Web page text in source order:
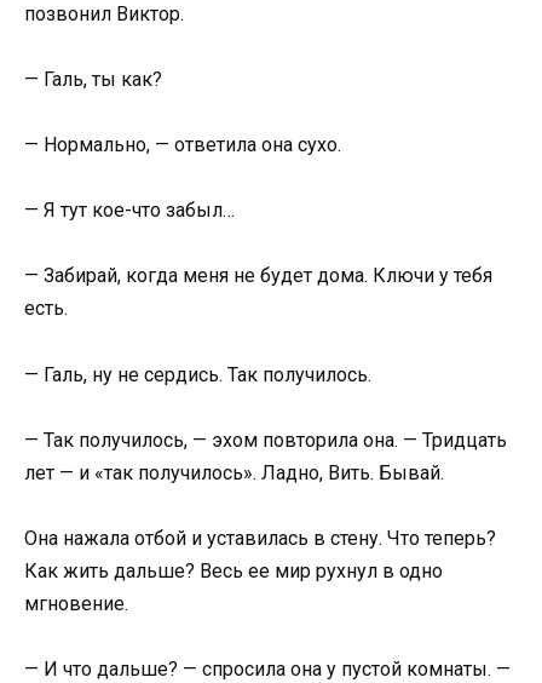
позвонил Виктор.
— Галь, ты как?
— Нормально, — ответила она сухо.
— Я тут кое-что забыл…
— Забирай, когда меня не будет дома. Ключи у тебя
есть.
— Галь, ну не сердись. Так получилось.
— Так получилось, — эхом повторила она. — Тридцать
лет — и «так получилось». Ладно, Вить. Бывай.
Она нажала отбой и уставилась в стену. Что теперь?
Как жить дальше? Весь ее мир рухнул в одно
мгновение.
— И что дальше? — спросила она у пустой комнаты. —